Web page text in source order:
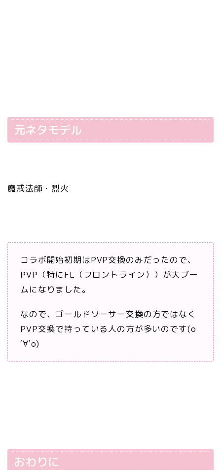
元ネタモデル
魔戒法師・烈火
コラボ開始初期はPVP交換のみだったので、
PVP（特にFL（フロントライン））が大ブー
ムになりました。
なので、ゴールドソーサー交換の方ではなく
PVP交換で持っている人の方が多いのです(о
´∀`о)
おわりに